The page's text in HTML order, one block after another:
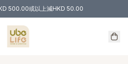
500.00或以上減HKD 50.00
！（適用於 特定的送貨方式 )